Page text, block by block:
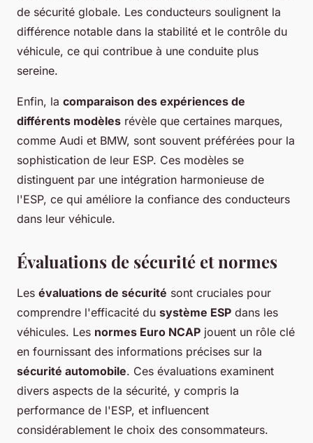
de sécurité globale. Les conducteurs soulignent la
différence notable dans la stabilité et le contrôle du
véhicule, ce qui contribue à une conduite plus
sereine.
Enfin, la comparaison des expériences de
différents modèles révèle que certaines marques,
comme Audi et BMW, sont souvent préférées pour la
sophistication de leur ESP. Ces modèles se
distinguent par une intégration harmonieuse de
l'ESP, ce qui améliore la confiance des conducteurs
dans leur véhicule.
Évaluations de sécurité et normes
Les évaluations de sécurité sont cruciales pour
comprendre l'efficacité du système ESP dans les
véhicules. Les normes Euro NCAP jouent un rôle clé
en fournissant des informations précises sur la
sécurité automobile. Ces évaluations examinent
divers aspects de la sécurité, y compris la
performance de l'ESP, et influencent
considérablement le choix des consommateurs.